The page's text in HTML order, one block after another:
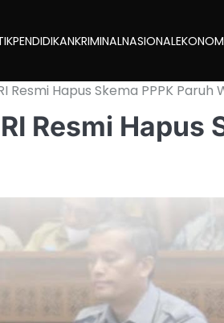
PENDIDIKANKRIMINALNASIONAL
Resmi Hapus Skema PPPK Paruh
Resmi Hapus